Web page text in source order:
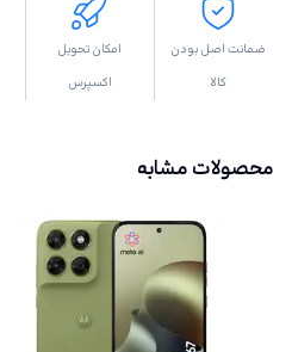
ضمانت اصل بودن
کالا
امکان تحویل
اکسپرس
محصولات مشابه